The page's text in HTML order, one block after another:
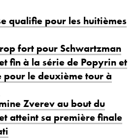
qualifie pour les huitièmes
fort pour Schwartzman
fin à la série de Popyrin et
pour le deuxième tour à
Zverev au bout du
atteint sa première finale